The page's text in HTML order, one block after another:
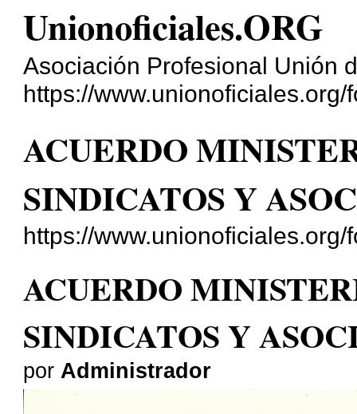
Unionoficiales.ORG
Asociación Profesional Unión
https://www.unionoficiales.org/
ACUERDO
SINDICATOS Y
https://
ACUERDO
SINDICATOS Y
por Administrador